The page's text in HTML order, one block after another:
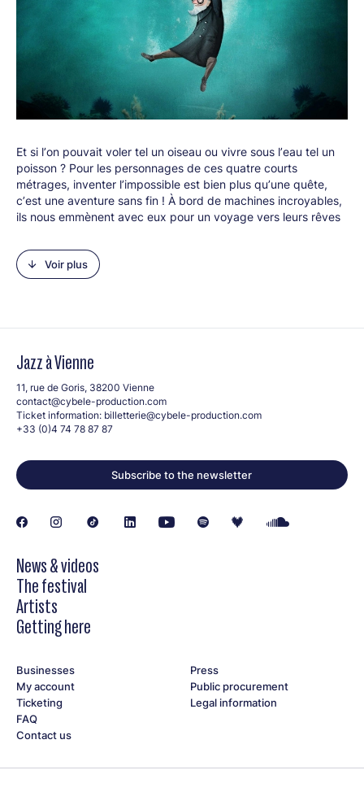
Et si lʼon pouvait voler tel un oiseau ou vivre sous lʼeau tel un
poisson ? Pour les personnages de ces quatre courts
métrages, inventer lʼimpossible est bien plus quʼune quête,
cʼest une aventure sans fin ! À bord de machines incroyables,
ils nous emmènent avec eux pour un voyage vers leurs rêves
Au programme :
• Deux ballons de Mark C. Smith (2018)
Nicolas Stoica (multi-instrumentiste)
Jonathan Leurquin (multi-instrumentiste)
Clément Caratini (multi-instrumentiste)
Voir plus
Jazz à Vienne
11, rue de Goris, 38200 Vienne
contact@cybele-production.com
Ticket information: billetterie@cybele-production.com
+33 (0)4 74 78 87 87
Subscribe to the newsletter
News & videos
The festival
Artists
Getting here
Businesses
My account
Ticketing
FAQ
Contact us
Press
Public procurement
Legal information